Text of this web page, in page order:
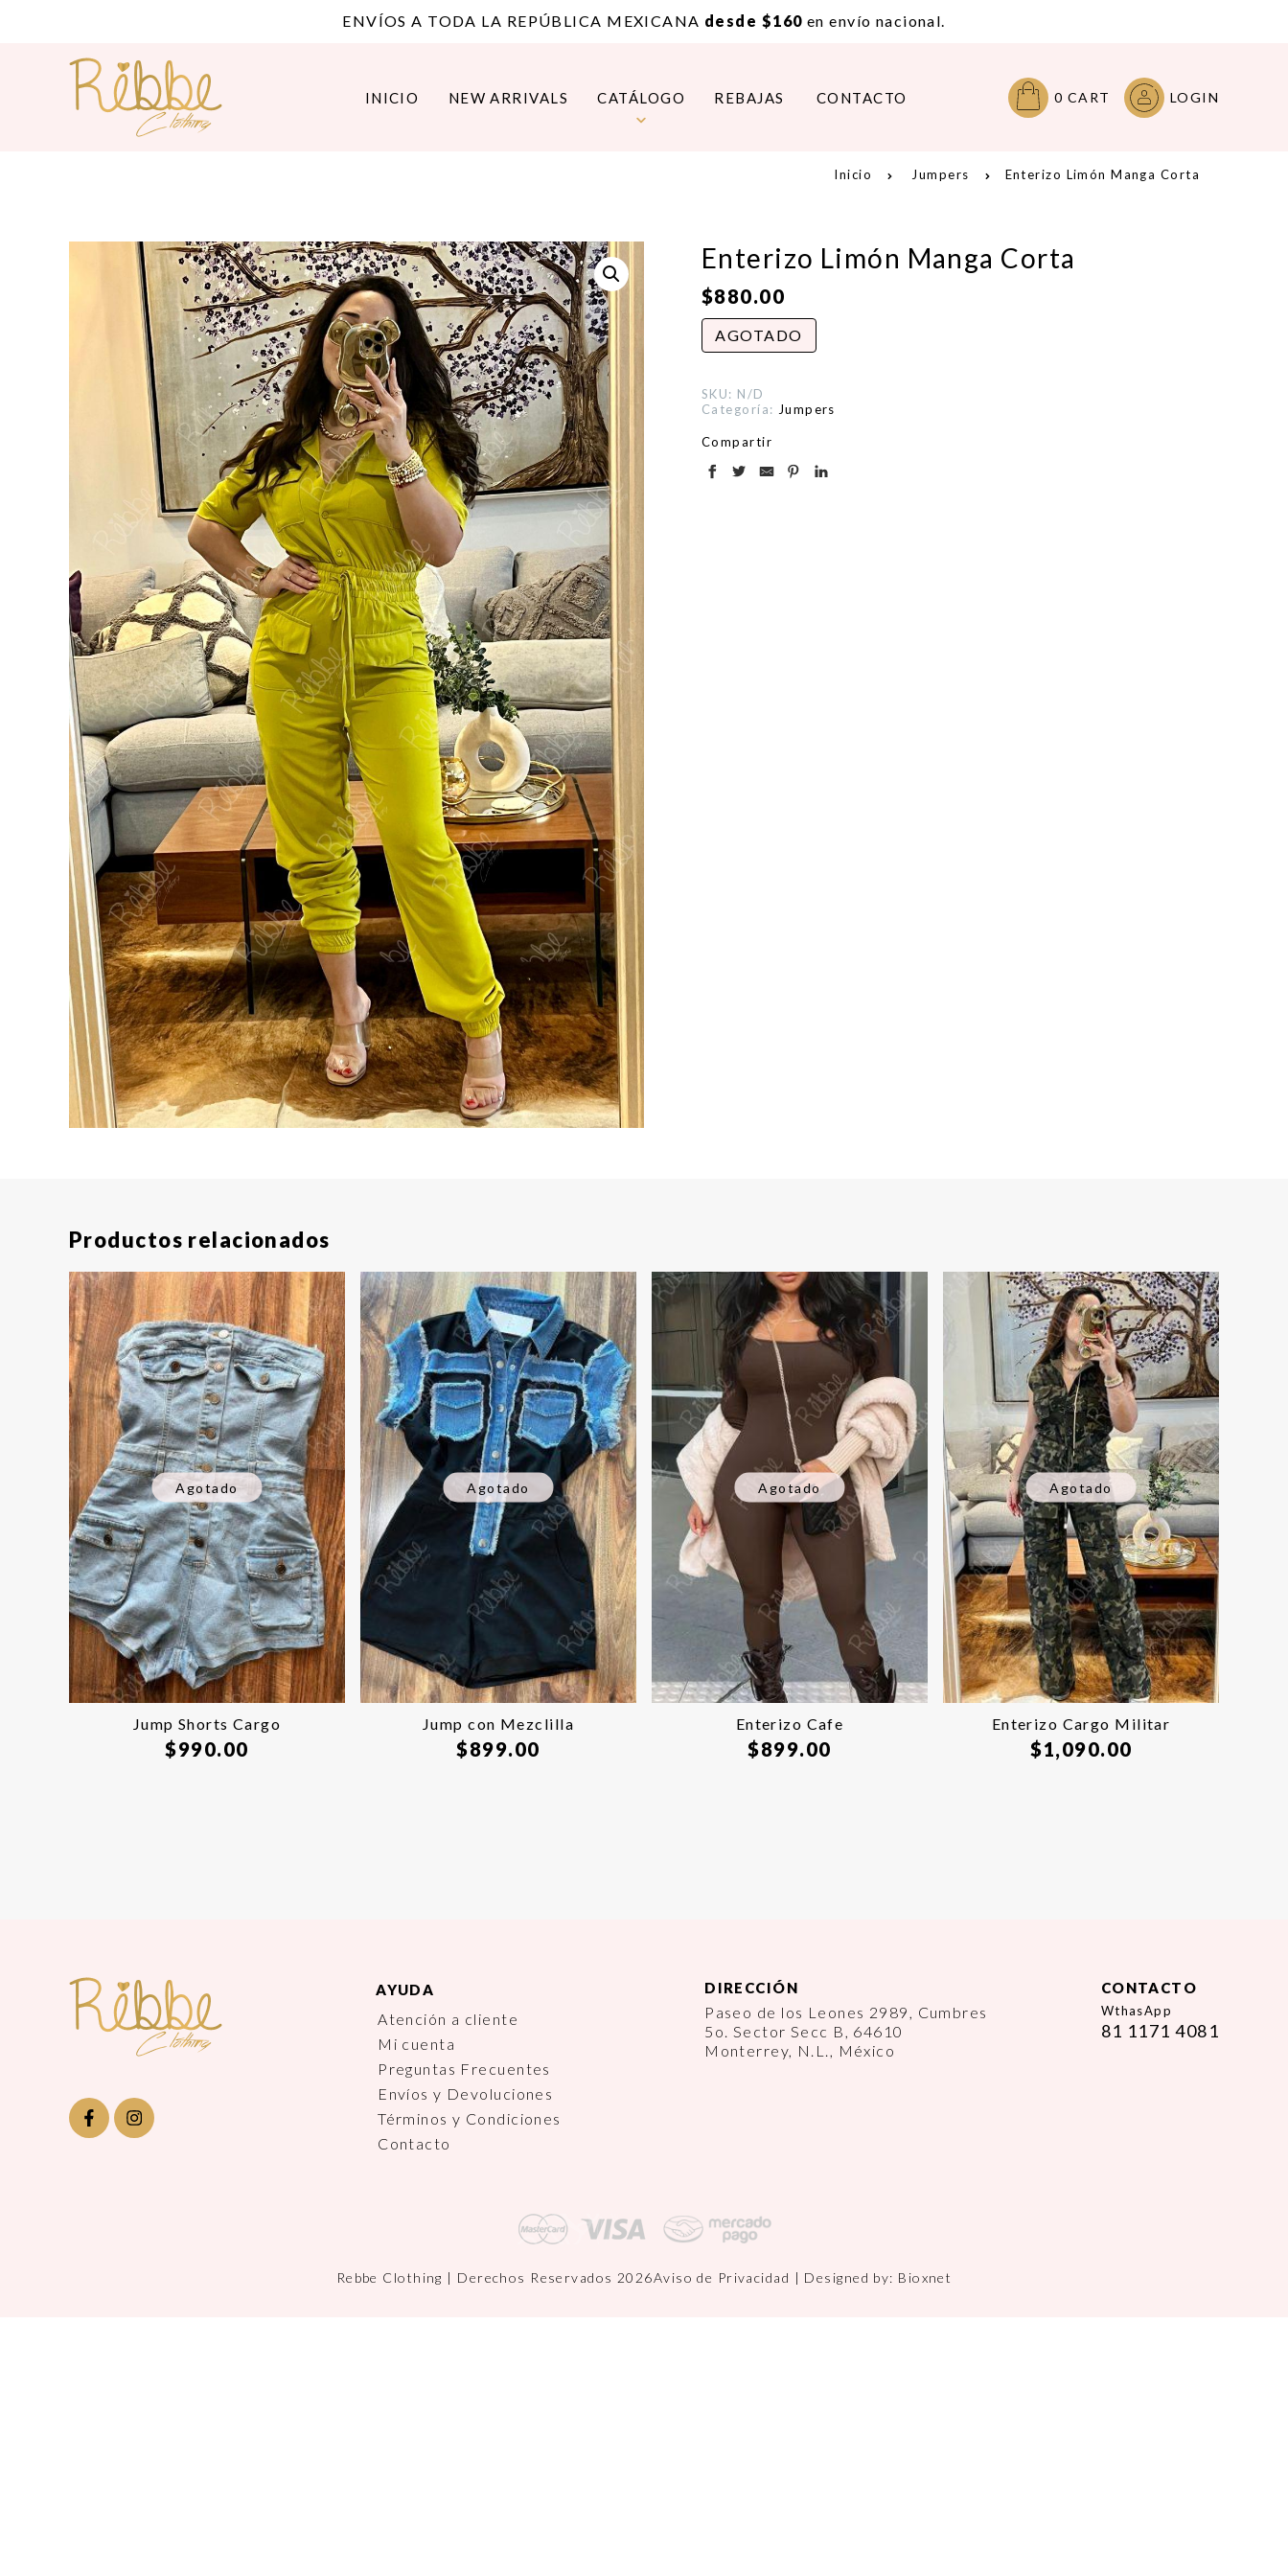
ENVÍOS A TODA LA REPÚBLICA MEXICANA desde $160 en envío nacional.
INICIO NEW ARRIVALS CATÁLOGO REBAJAS CONTACTO 0 CART LOGIN
Inicio Jumpers Enterizo Limón Manga Corta
Enterizo Limón Manga Corta
$880.00
AGOTADO
SKU: N/D
Categoría: Jumpers
Compartir
Productos relacionados
Agotado
Jump Shorts Cargo
$990.00
Agotado
Jump con Mezclilla
$899.00
Agotado
Enterizo Cafe
$899.00
Agotado
Enterizo Cargo Militar
$1,090.00
AYUDA
Atención a cliente
Mi cuenta
Preguntas Frecuentes
Envíos y Devoluciones
Términos y Condiciones
Contacto
DIRECCIÓN
Paseo de los Leones 2989, Cumbres
5o. Sector Secc B, 64610
Monterrey, N.L., México
CONTACTO
WthasApp
81 1171 4081
Rebbe Clothing | Derechos Reservados 2026Aviso de Privacidad | Designed by: Bioxnet